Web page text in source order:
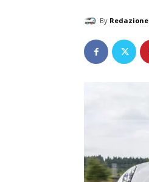
By Redazione